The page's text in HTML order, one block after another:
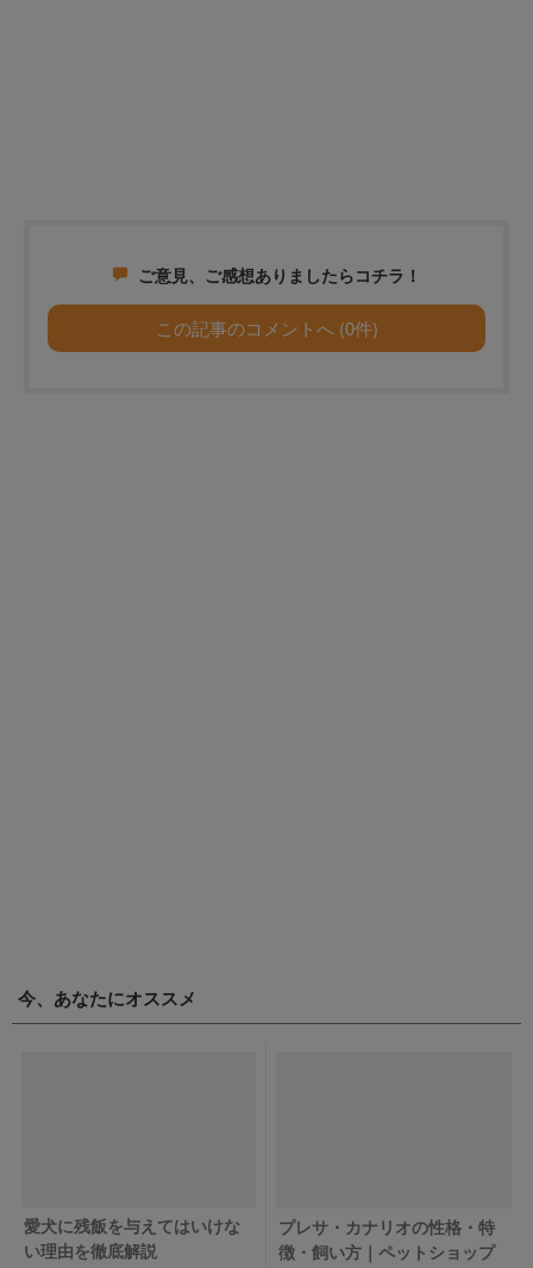
ご意見、ご感想ありましたらコチラ！
この記事のコメントへ (0件)
今、あなたにオススメ
愛犬に残飯を与えてはいけな
い理由を徹底解説
プレサ・カナリオの性格・特
徴・飼い方｜ペットショップ